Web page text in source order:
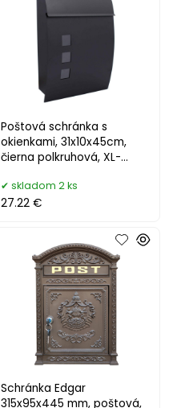
Poštová schránka s
okienkami, 31x10x45cm,
čierna polkruhová, XL-
skladom 2 ks
27.22 €
Schránka Edgar
315x95x445 mm, poštová,